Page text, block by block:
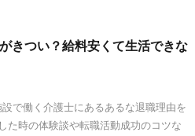
きつい？給料安くて生活できな
で働く介護士にあるあるな退職理由を
た時の体験談や転職活動成功のコツな